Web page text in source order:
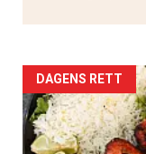
Artikler
detail
DAGENS RETT